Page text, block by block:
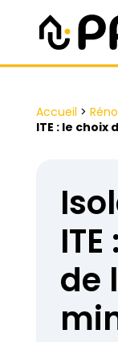
Accueil >
ITE : le choix
de